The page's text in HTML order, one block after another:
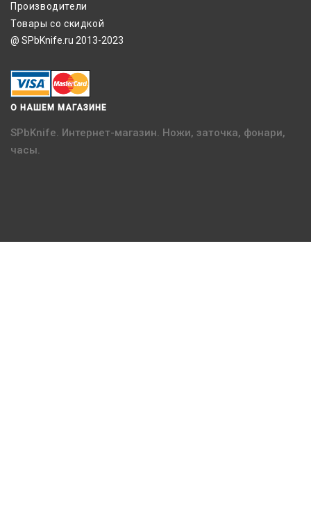
Производители
Товары со скидкой
@ SPbKnife.ru 2013-2023
О НАШЕМ МАГАЗИНЕ
SPbKnife. Интернет-магазин. Ножи, заточка, фонари,
часы.